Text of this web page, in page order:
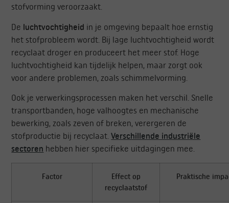
stofvorming veroorzaakt.
De luchtvochtigheid in je omgeving bepaalt hoe ernstig
het stofprobleem wordt. Bij lage luchtvochtigheid wordt
recyclaat droger en produceert het meer stof. Hoge
luchtvochtigheid kan tijdelijk helpen, maar zorgt ook
voor andere problemen, zoals schimmelvorming.
Ook je verwerkingsprocessen maken het verschil. Snelle
transportbanden, hoge valhoogtes en mechanische
bewerking, zoals zeven of breken, verergeren de
stofproductie bij recyclaat.Verschillende industriële
sectoren hebben hier specifieke uitdagingen mee.
Factor
Effect op
recyclaatstof
Praktische